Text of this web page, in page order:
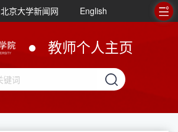
北京大学新闻网 English
教师个人主页